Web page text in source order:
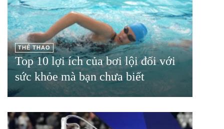
THỂ THAO
Top 10 lợi ích của bơi lội đối với
sức khỏe mà bạn chưa biết